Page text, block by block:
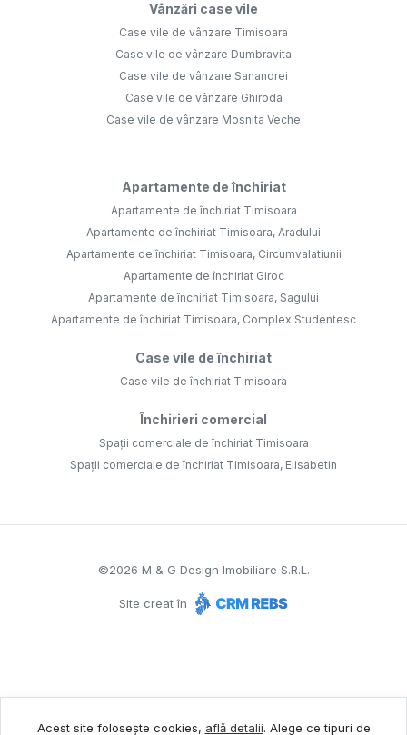
Vânzări case vile
Case vile de vânzare Timisoara
Case vile de vânzare Dumbravita
Case vile de vânzare Sanandrei
Case vile de vânzare Ghiroda
Case vile de vânzare Mosnita Veche
Apartamente de închiriat
Apartamente de închiriat Timisoara
Apartamente de închiriat Timisoara, Aradului
Apartamente de închiriat Timisoara, Circumvalatiunii
Apartamente de închiriat Giroc
Apartamente de închiriat Timisoara, Sagului
Apartamente de închiriat Timisoara, Complex Studentesc
Case vile de închiriat
Case vile de închiriat Timisoara
Închirieri comercial
Spații comerciale de închiriat Timisoara
Spații comerciale de închiriat Timisoara, Elisabetin
©2026 M & G Design Imobiliare S.R.L.
Site creat în
Acest site folosește cookies, află detalii. Alege ce tipuri de